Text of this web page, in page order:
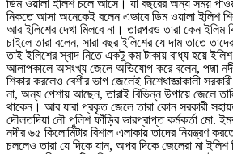
ডিম ওয়ালা ইলিশ চলে আসে। যা বছরের অন্য সময়
নিকতে আসা অনেকেই বলেন এভাবে ডিম ওয়ালা ইলিশ
আর ইলিশের দেখা মিলবে না। তারপরও তারা কেন ইলিম
চাইলে তারা বলেন, সারা বছর ইলিশের যে দাম তাতে
তাই ইলিশের স্বাদ নিতে একটু কম টাকায় বাধ্য হয়ে
আলাপকালে অসংখ্য জেলে অভিযোগ করে বলেন, পদ্মা
শিকার করলেও বেশীর ভাগ জেলেই নিশেধাজ্ঞাকালী
না, অন্য পেশায় আছেন, তারাই বিভিন্ন উপায়ে জেলে
থাকেন। আর যারা প্রকৃত জেলে তারা কোন সরকারী
দৌলতদিয়া নৌ পুলিশ ফাঁড়ির ভারপ্রাপ্ত কর্মকর্তা মো.
নদীর ৬৫ কিলোমিটার বিশাল এলাকায় তাদের নিয়ন্ত্রণ
চললেও তারা যে দিকে যান, অপর দিকে জেলেরা মা